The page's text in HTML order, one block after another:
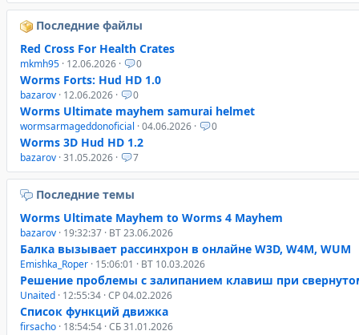
Последние файлы
Red Cross For Health Crates
mkmh95 · 12.06.2026 · 0
Worms Forts: Hud HD 1.0
bazarov · 12.06.2026 · 0
Worms Ultimate mayhem samurai helmet
wormsarmageddonoficial · 04.06.2026 · 0
Worms 3D Hud HD 1.2
bazarov · 31.05.2026 · 7
Последние темы
Worms Ultimate Mayhem to Worms 4 Mayhem
bazarov · 19:32:37 · ВТ 23.06.2026
Балка вызывает рассинхрон в онлайне W3D, W4M, WUM
Emishka_Roper · 15:06:01 · ВТ 10.03.2026
Решение проблемы с залипанием клавиш при
Unaited · 12:55:34 · СР 04.02.2026
Список функций движка
firsacho · 18:54:54 · СБ 31.01.2026